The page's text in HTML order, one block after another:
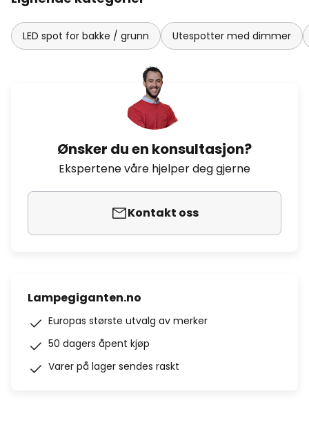
LED spot for bakke / grunn Utespotter med dimmer
Ønsker du en konsultasjon?
Ekspertene våre hjelper deg gjerne
Kontakt oss
Lampegiganten.no
Europas største utvalg av merker
50 dagers åpent kjøp
Varer på lager sendes raskt